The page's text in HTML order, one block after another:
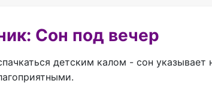
Сон под вечер
детским калом - сон